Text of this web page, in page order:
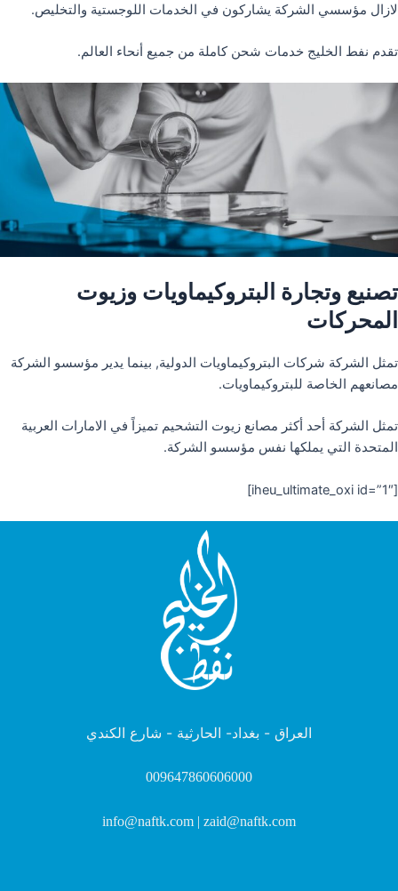
لازال مؤسسي الشركة يشاركون في الخدمات اللوجستية والتخليص.
تقدم نفط الخليج خدمات شحن كاملة من جميع أنحاء العالم.
تصنيع وتجارة البتروكيماويات وزيوت
المحركات
تمثل الشركة شركات البتروكيماويات الدولية, بينما يدير مؤسسو الشركة
مصانعهم الخاصة للبتروكيماويات.
تمثل الشركة أحد أكثر مصانع زيوت التشحيم تميزاً في الامارات العربية
المتحدة التي يملكها نفس مؤسسو الشركة.
[iheu_ultimate_oxi id=”1″]
العراق - بغداد- الحارثية - شارع الكندي
009647860606000
info@naftk.com | zaid@naftk.com